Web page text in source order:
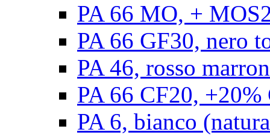
PA 66 MO, +
PA 66 GF30, nero
PA 46, rosso
PA 66 CF20,
PA 6, bianco